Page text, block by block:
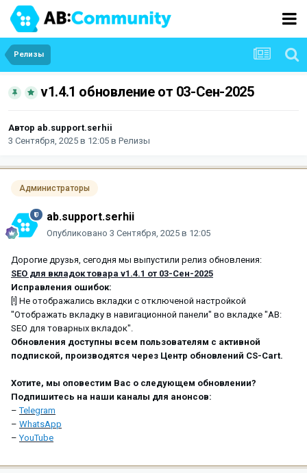
Релизы
v1.4.1 обновление от 03-Сен-2025
Автор ab.support.serhii
3 Сентября, 2025 в 12:05 в Релизы
Администраторы
ab.support.serhii
Опубликовано 3 Сентября, 2025 в 12:05
Дорогие друзья, сегодня мы выпустили релиз обновления:
SEO для вкладок товара v1.4.1 от 03-Сен-2025
Исправления ошибок:
[!] ‎Не отображались вкладки с отключеной настройкой
"Отображать вкладку в навигационной панели" во вкладке "AB:
SEO для товарных вкладок".
Обновления доступны всем пользователям с активной
подпиской, производятся через Центр обновлений CS-Cart.
Хотите, мы оповестим Вас о следующем обновлении?
Подпишитесь на наши каналы для анонсов:
–Telegram
– WhatsApp
–YouTube